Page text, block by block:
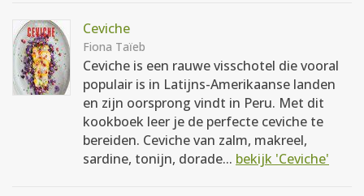
Ceviche
Fiona Taïeb
Ceviche is een rauwe visschotel die vooral
populair is in Latijns-Amerikaanse landen
en zijn oorsprong vindt in Peru. Met dit
kookboek leer je de perfecte ceviche te
bereiden. Ceviche van zalm, makreel,
sardine, tonijn, dorade... bekijk 'Ceviche'